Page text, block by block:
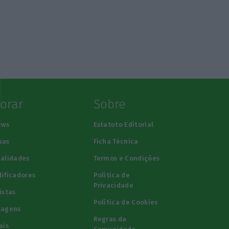
Sobre
Estatuto Editorial
Ficha Técnica
Termos e Condições
Política de
Privacidade
Política de Cookies
Regras da